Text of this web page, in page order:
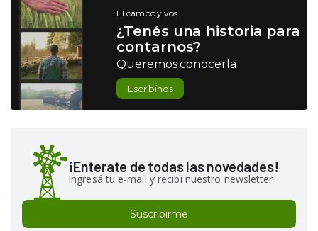
El campo y vos
¿Tenés una historia para
contarnos?
Queremos conocerla
Escribinos
¡Enterate de todas las novedades!
Ingresá tu e-mail y recibí nuestro newsletter
Suscribirme